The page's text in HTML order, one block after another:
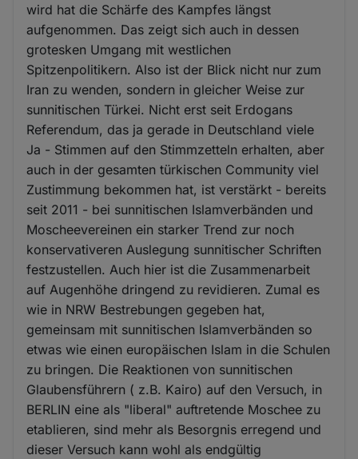
wird hat die Schärfe des Kampfes längst
aufgenommen. Das zeigt sich auch in dessen
grotesken Umgang mit westlichen
Spitzenpolitikern. Also ist der Blick nicht nur zum
Iran zu wenden, sondern in gleicher Weise zur
sunnitischen Türkei. Nicht erst seit Erdogans
Referendum, das ja gerade in Deutschland viele
Ja - Stimmen auf den Stimmzetteln erhalten, aber
auch in der gesamten türkischen Community viel
Zustimmung bekommen hat, ist verstärkt - bereits
seit 2011 - bei sunnitischen Islamverbänden und
Moscheevereinen ein starker Trend zur noch
konservativeren Auslegung sunnitischer Schriften
festzustellen. Auch hier ist die Zusammenarbeit
auf Augenhöhe dringend zu revidieren. Zumal es
wie in NRW Bestrebungen gegeben hat,
gemeinsam mit sunnitischen Islamverbänden so
etwas wie einen europäischen Islam in die Schulen
zu bringen. Die Reaktionen von sunnitischen
Glaubensführern ( z.B. Kairo) auf den Versuch, in
BERLIN eine als "liberal" auftretende Moschee zu
etablieren, sind mehr als Besorgnis erregend und
dieser Versuch kann wohl als endgültig